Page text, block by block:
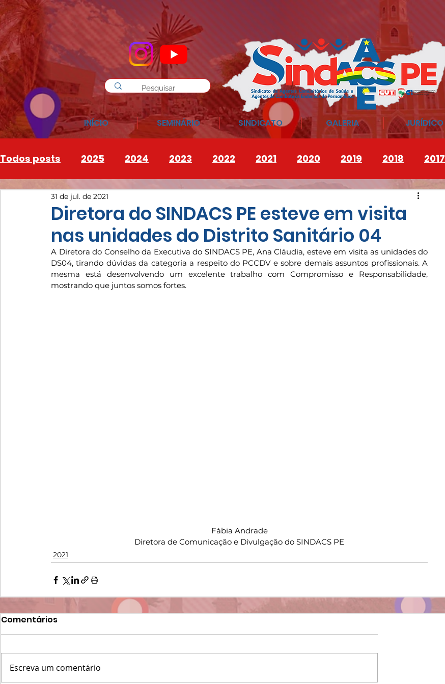
INÍCIO SEMINÁRIO SINDICATO GALERIA JURÍDICO
Todos posts 2025 2024 2023 2022 2021 2020 2019 2018 2017
INSTAGRAM 2026
Diretora do SINDACS PE esteve em visita
nas unidades do Distrito Sanitário 04
31 de jul. de 2021
A Diretora do Conselho da Executiva do SINDACS PE, Ana Cláudia, esteve em visita as unidades do
DS04, tirando dúvidas da categoria a respeito do PCCDV e sobre demais assuntos profissionais. A
mesma está desenvolvendo um excelente trabalho com Compromisso e Responsabilidade,
mostrando que juntos somos fortes.
Fábia Andrade
Diretora de Comunicação e Divulgação do SINDACS PE
2021
Comentários
Escreva um comentário